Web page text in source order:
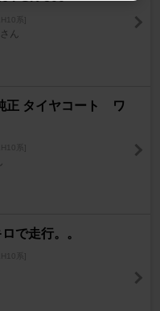
系]
ん
正 タイヤコート ワ
系]
で走行。。
系]